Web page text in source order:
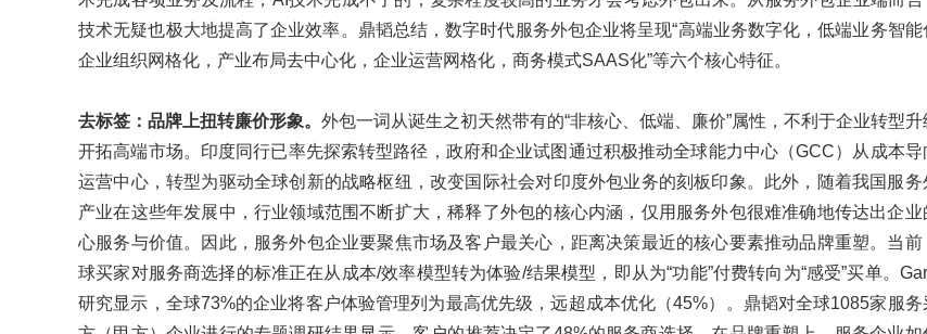
技术无疑也极大地提高了企业效率。鼎韬总结，数字时代服务外包企业将呈现“高端业务数字化，低端业务智能
企业组织网格化，产业布局去中心化，企业运营网格化，商务模式SAAS化”等六个核心特征。
去标签：品牌上扭转廉价形象。 外包一词从诞生之初天然带有的“非核心、低端、廉价”属性，不利于企业转型升
开拓高端市场。印度同行已率先探索转型路径，政府和企业试图通过积极推动全球能力中心（GCC）从成本导
运营中心，转型为驱动全球创新的战略枢纽，改变国际社会对印度外包业务的刻板印象。此外，随着我国服务
产业在这些年发展中，行业领域范围不断扩大，稀释了外包的核心内涵，仅用服务外包很难准确地传达出企业
心服务与价值。因此，服务外包企业要聚焦市场及客户最关心，距离决策最近的核心要素推动品牌重塑。当前
球买家对服务商选择的标准正在从成本/效率模型转为体验/结果模型，即从为“功能”付费转向为“感受”买单。
研究显示，全球73%的企业将客户体验管理列为最高优先级，远超成本优化（45%）。鼎韬对全球1085家服务